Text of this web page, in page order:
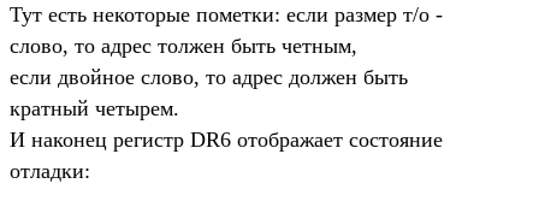
Тут есть некоторые пометки: если размер т/о -
слово, то адрес толжен быть четным,
если двойное слово, то адрес должен быть
кратный четырем.
И наконец регистр DR6 отображает состояние
отладки: